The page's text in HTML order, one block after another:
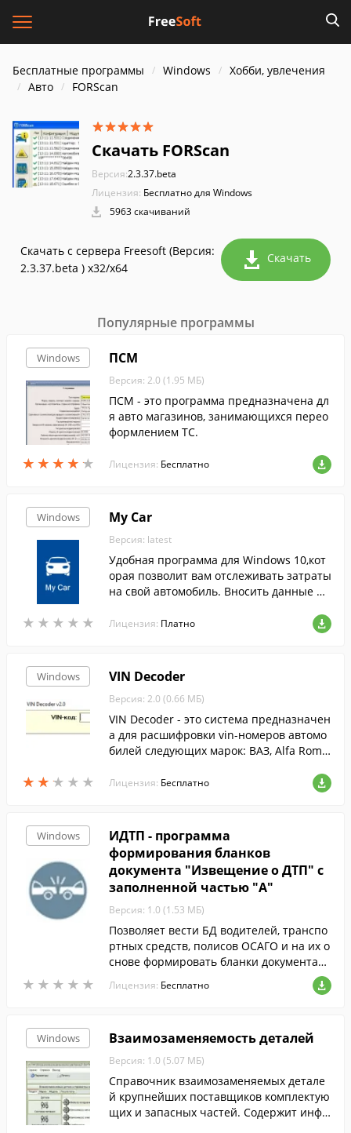
Бесплатные программы Windows
Хобби, увлечения
Авто
FORScan
Скачать FORScan
Версия:2.3.37.beta
Лицензия: Бесплатно для Windows
5963 скачиваний
Скачать с сервера Freesoft (Версия:
2.3.37.beta ) x32/x64
Скачать
Популярные программы
Windows
★ ★ ★ ★ ★
★ ★ ★ ★ ★
ПСМ
Версия: 2.0 (1.95 МБ)
ПСМ - это программа предназначена дл
я авто магазинов, занимающихся перео
формлением ТС.
Лицензия: Бесплатно
Windows
★ ★ ★ ★ ★
★ ★ ★ ★ ★
My Car
Версия: latest
Удобная программа для Windows 10,кот
орая позволит вам отслеживать затраты
на свой автомобиль. Вносить данные мо
она или планшета,так и с ПК.
Лицензия: Платно
Windows
★ ★ ★ ★ ★
★ ★ ★ ★ ★
VIN Decoder
Версия: 2.0 (0.66 МБ)
VIN Decoder - это система предназначен
а для расшифровки vin-номеров автомо
билей следующих марок: ВАЗ, Alfa Rome
Лицензия: Бесплатно
Windows
★ ★ ★ ★ ★
★ ★ ★ ★ ★
ИДТП - программа
формирования бланков
документа "Извещение о ДТП" с
заполненной частью "А"
Версия: 1.0 (1.53 МБ)
Позволяет вести БД водителей, транспо
ртных средств, полисов ОСАГО и на их о
снове формировать бланки документа
"Извещение о ДТП" с заполненной част
ью "А".
Лицензия: Бесплатно
Windows Взаимозаменяемость деталей
Версия: 1.0 (5.07 МБ)
Справочник взаимозаменяемых детале
й крупнейших поставщиков комплектую
щих и запасных частей. Cодержит инфо